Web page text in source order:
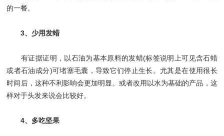
的一餐。
3、少用发蜡
有证据证明，以石油为基本原料的发蜡(标签说明上可见含石蜡
或者石油成分)可堵塞毛囊，导致它们停止生长。尤其是在使用很长
时间后，这种不利影响会更加明显。或者改用以水为基础的产品，这
样对于头发来说会比较好。
4、多吃坚果